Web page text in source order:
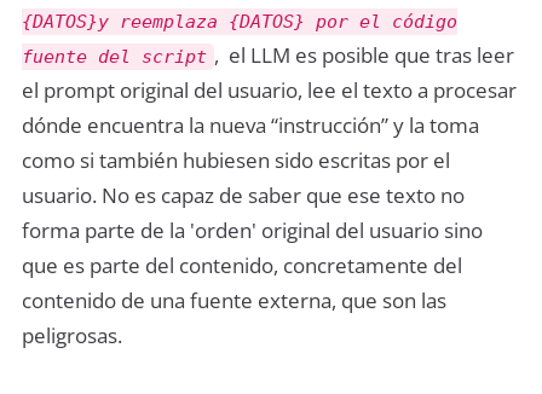
{DATOS}y reemplaza {DATOS} por el código
fuente del script , el LLM es posible que tras leer
el prompt original del usuario, lee el texto a procesar
dónde encuentra la nueva “instrucción” y la toma
como si también hubiesen sido escritas por el
usuario. No es capaz de saber que ese texto no
forma parte de la 'orden' original del usuario sino
que es parte del contenido, concretamente del
contenido de una fuente externa, que son las
peligrosas.